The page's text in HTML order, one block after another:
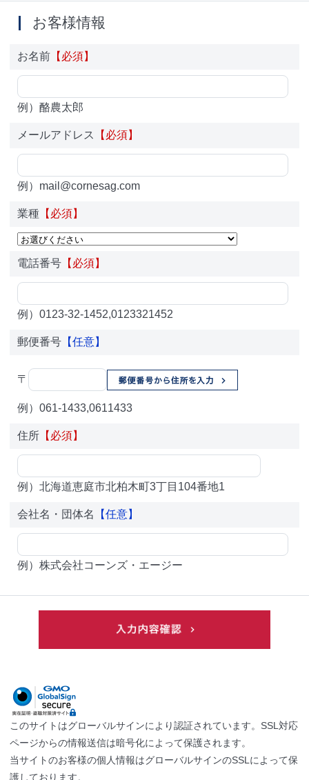
お客様情報
お名前【必須】
例）酪農太郎
メールアドレス 【必須】
例）mail@cornesag.com
業種【必須】
電話番号【必須】
例）0123-32-1452,0123321452
郵便番号【任意】
〒
例）061-1433,0611433
住所【必須】
例）北海道恵庭市北柏木町3丁目104番地1
会社名・団体名 【任意】
例）株式会社コーンズ・エージー
このサイトはグローバルサインにより認証されています。SSL対応
ページからの情報送信は暗号化によって保護されます。
当サイトのお客様の個人情報はグローバルサインのSSLによって保
護しております。